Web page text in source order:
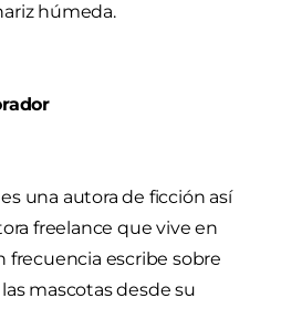
húmeda.
una autora de ficción así
freelance que vive en
frecuencia escribe sobre
mascotas desde su